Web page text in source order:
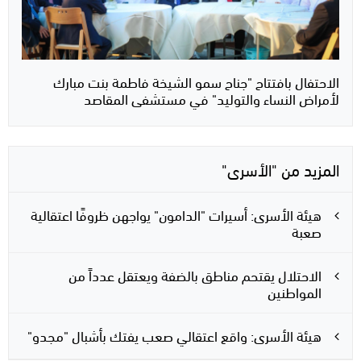
الاحتفال بافتتاح "جناح سمو الشيخة فاطمة بنت مبارك
لأمراض النساء والتوليد" في مستشفى المقاصد
المزيد من "الأسرى"
هيئة الأسرى: أسيرات "الدامون" يواجهن ظروفًا اعتقالية
صعبة
الاحتلال يقتحم مناطق بالضفة ويعتقل عدداً من
المواطنين
هيئة الأسرى: واقع اعتقالي صعب يفتك بأشبال "مجدو"